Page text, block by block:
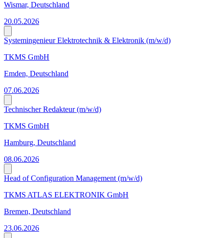
Wismar, Deutschland
20.05.2026
Systemingenieur Elektrotechnik & Elektronik (m/w/d)
TKMS GmbH
Emden, Deutschland
07.06.2026
Technischer Redakteur (m/w/d)
TKMS GmbH
Hamburg, Deutschland
08.06.2026
Head of Configuration Management (m/w/d)
TKMS ATLAS ELEKTRONIK GmbH
Bremen, Deutschland
23.06.2026